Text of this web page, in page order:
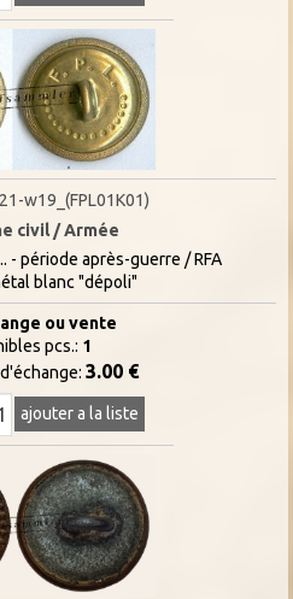
w19_(FPL01K01)
civil / Armée
- période après-guerre / RFA
blanc "dépoli"
ou vente
pcs.: 1
3.00 €
ajouter a la liste